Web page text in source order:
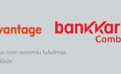
sorumlu tutulmaz.